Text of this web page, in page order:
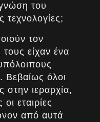
του
τεχνολογίες;
τον
είχαν ένα
Βεβαίως όλοι
στην ιεραρχία,
εταιρίες
από αυτά